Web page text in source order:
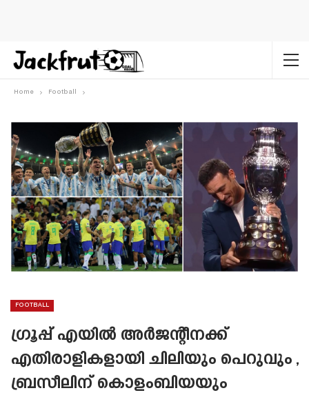
Home Football
FOOTBALL
ഗ്രൂപ്പ് എയിൽ അർജന്റീനക്ക്
എതിരാളികളായി ചിലിയും പെറുവും ,
ബ്രസീലിന് കൊളംബിയയും